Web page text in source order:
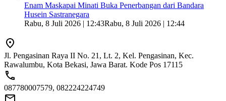
Enam Maskapai Minati Buka Penerbangan dari Bandara
Husein Sastranegara
Rabu, 8 Juli 2026 | 12:43Rabu, 8 Juli 2026 | 12:44
Jl. Pengasinan Raya II No. 21, Lt. 2, Kel. Pengasinan, Kec.
Rawalumbu, Kota Bekasi, Jawa Barat. Kode Pos 17115
087780007579, 082224224749